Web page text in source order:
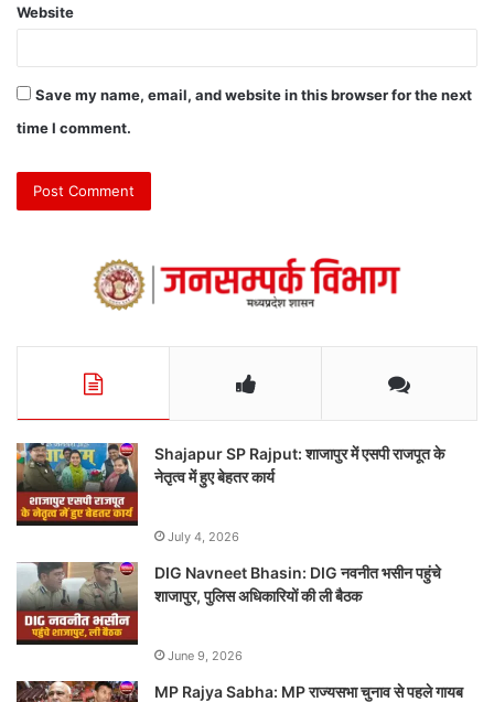
Website
Save my name, email, and website in this browser for the next
time I comment.
Shajapur SP Rajput: शाजापुर में एसपी राजपूत के
नेतृत्व में हुए बेहतर कार्य
July 4, 2026
DIG Navneet Bhasin: DIG नवनीत भसीन पहुंचे
शाजापुर, पुलिस अधिकारियों की ली बैठक
June 9, 2026
MP Rajya Sabha: MP राज्यसभा चुनाव से पहले गायब